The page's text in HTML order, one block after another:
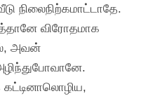
நிலைநிற்கமாட்டாதே.
விரோதமாக
அவன்
கட்டினாலொழிய,